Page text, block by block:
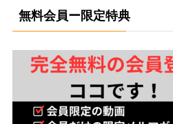
無料会員ー限定特典